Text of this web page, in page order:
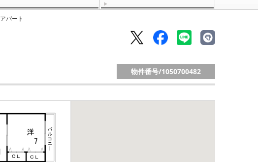
パート
物件番号/1050700482